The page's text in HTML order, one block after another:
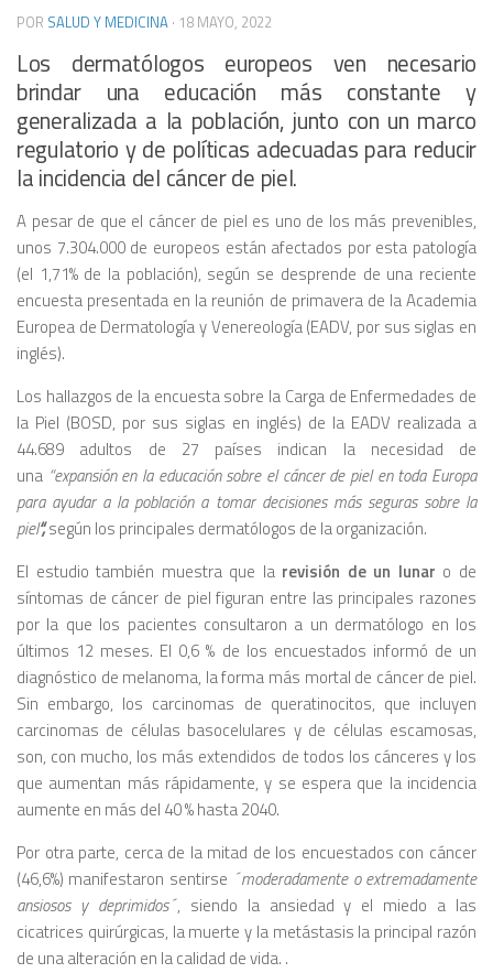
POR SALUD Y MEDICINA · 18 MAYO, 2022
Los dermatólogos europeos ven necesario
brindar una educación más constante y
generalizada a la población, junto con un marco
regulatorio y de políticas adecuadas para reducir
la incidencia del cáncer de piel.
A pesar de que el cáncer de piel es uno de los más prevenibles,
unos 7.304.000 de europeos están afectados por esta patología
(el 1,71% de la población), según se desprende de una reciente
encuesta presentada en la reunión de primavera de la Academia
Europea de Dermatología y Venereología (EADV, por sus siglas en
inglés).
Los hallazgos de la encuesta sobre la Carga de Enfermedades de
la Piel (BOSD, por sus siglas en inglés) de la EADV realizada a
44.689 adultos de 27 países indican la necesidad de
una “expansión en la educación sobre el cáncer de piel en toda Europa
para ayudar a la población a tomar decisiones más seguras sobre la
piel“,según los principales dermatólogos de la organización.
El estudio también muestra que larevisión de un lunar o de
síntomas de cáncer de piel figuran entre las principales razones
por la que los pacientes consultaron a un dermatólogo en los
últimos 12 meses. El 0,6 % de los encuestados informó de un
diagnóstico de melanoma, la forma más mortal de cáncer de piel.
Sin embargo, los carcinomas de queratinocitos, que incluyen
carcinomas de células basocelulares y de células escamosas,
son, con mucho, los más extendidos de todos los cánceres y los
que aumentan más rápidamente, y se espera que la incidencia
aumente en más del 40 % hasta 2040.
Por otra parte, cerca de la mitad de los encuestados con cáncer
(46,6%) manifestaron sentirse ´moderadamente o extremadamente
ansiosos y deprimidos´, siendo la ansiedad y el miedo a las
cicatrices quirúrgicas, la muerte y la metástasis la principal razón
de una alteración en la calidad de vida. .